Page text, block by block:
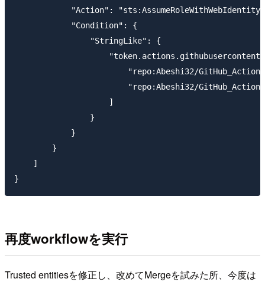
"Action":
            "Condition": {
                "StringLike": {
"repo:Abeshi32/
"repo:Abeshi32/
                    ]
                }
            }
        }
    ]
再度workflowを実行
Trusted entitiesを修正し、改めてMergeを試みた所、今度は